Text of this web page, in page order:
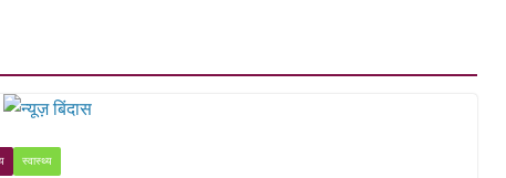
स्वास्थ्य